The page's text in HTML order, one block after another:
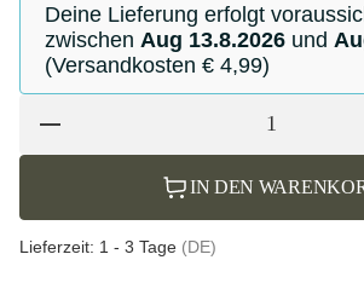
Deine Lieferung erfolgt
zwischen Aug 13.8.2026 und
(Versandkosten € 4,99)
IN DEN
Lieferzeit: 1 - 3 Tage (DE)